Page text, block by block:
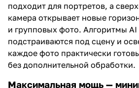
подходит для портретов, а
камера открывает новые
и групповых фото. Алгоритмы AI
подстраиваются под сцену и
каждое фото практически
без дополнительной обработки.
Максимальная мощь —